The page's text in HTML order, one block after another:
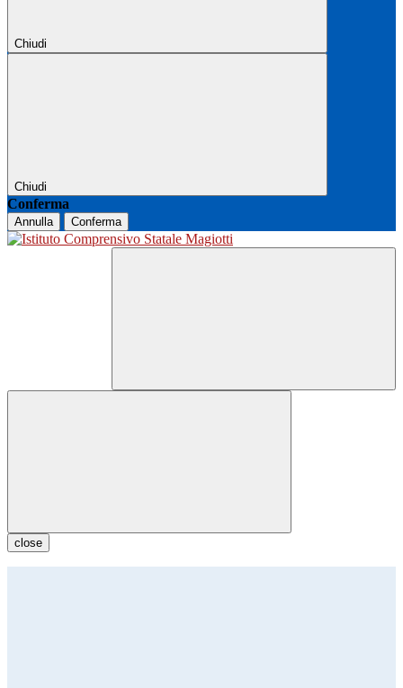
Chiudi
Chiudi
Conferma
Annulla Conferma
close